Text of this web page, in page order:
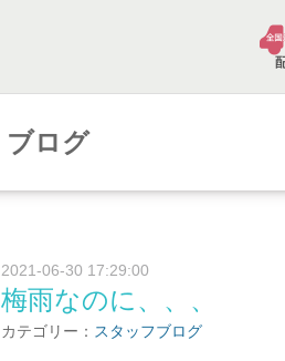
ブログ
2021-06-30 17:29:00
梅雨なのに、、、
カテゴリー： スタッフブログ